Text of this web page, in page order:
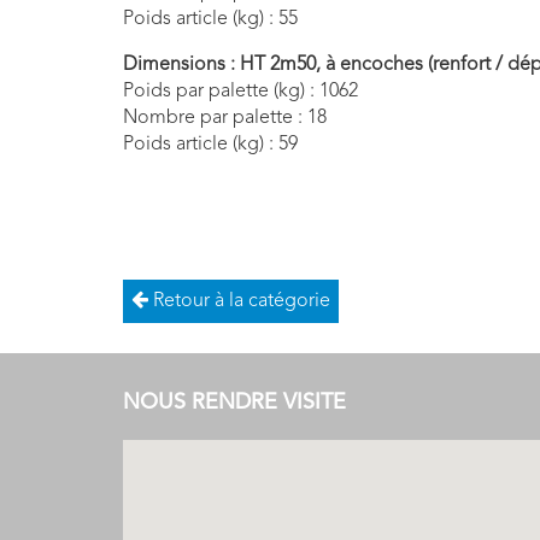
Poids article (kg) : 55
Dimensions : HT 2m50, à encoches (renfort /
Poids par palette (kg) : 1062
Nombre par palette : 18
Poids article (kg) : 59
Retour à la catégorie
NOUS RENDRE VISITE